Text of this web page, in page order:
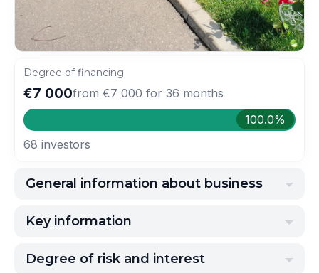
General information about business
Degree of financing
€7 000from €7 000 for 36 months
100.0%
68 investors
Key information
Degree of risk and interest